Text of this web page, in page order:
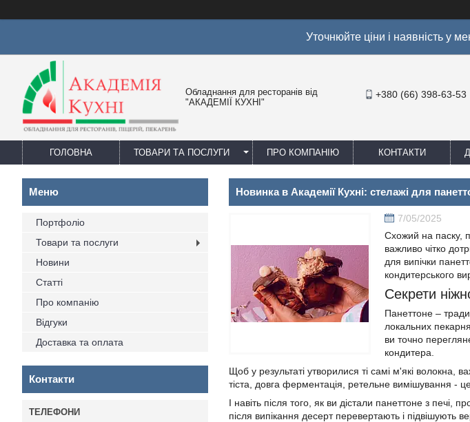
Уточнюйте ціни і наявність у
Обладнання для ресторанів від
"АКАДЕМІЇ КУХНІ"
+380 (66) 398-63-53
ГОЛОВНА ТОВАРИ ТА ПОСЛУГИ ПРО КОМПАНІЮ КОНТАКТИ
Новинка в Академії Кухні: стелажі для
7/05/2025
Схожий на паску,
важливо чітко
для випічки
кондитерського
Секрети
Панеттоне –
локальних
ви точно
кондитера.
Щоб у результаті утворилися ті самі м'які волокна,
тіста, довга ферментація, ретельне вимішування - це
І навіть після того, як ви дістали панеттоне з
після випікання десерт перевертають і підвішують
Портфоліо
Товари та послуги
Новини
Статті
Про компанію
Відгуки
Доставка та оплата
Контакти